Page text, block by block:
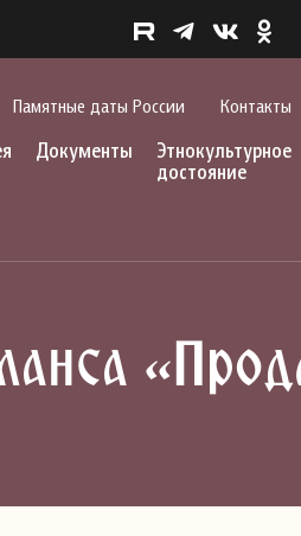
Памятные даты России Контакты
Документы
Этнокультурное
достояние